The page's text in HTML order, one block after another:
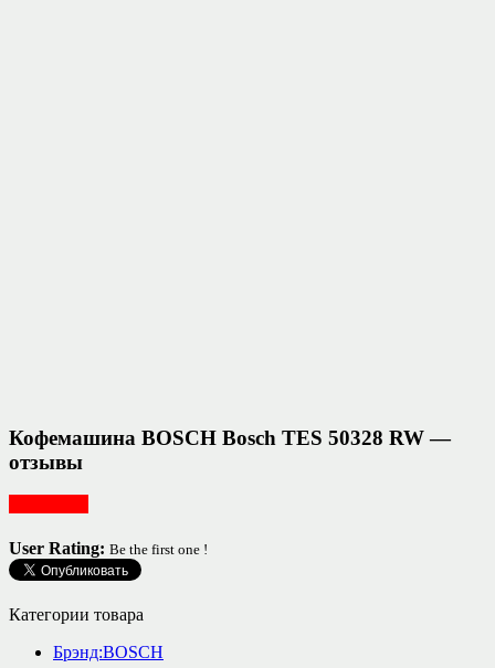
Кофемашина BOSCH Bosch TES 50328 RW —
отзывы
User Rating: Be the first one !
Категории товара
Брэнд:BOSCH